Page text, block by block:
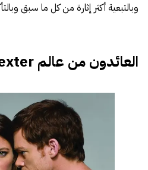
وبالتبعية أكثر إثارة من كل ما سبق
العائدون من عالم Dexter الأصلي